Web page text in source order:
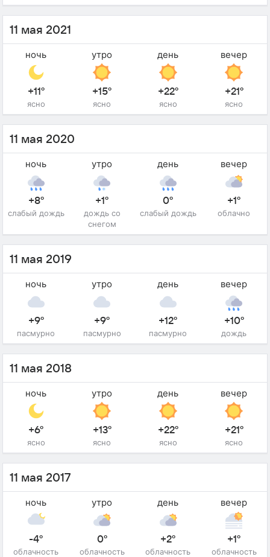
11 мая 2021
ночь
+11°
ясно
утро
+15°
ясно
день
+22°
ясно
вечер
+21°
ясно
11 мая 2020
ночь
+8°
слабый дождь
утро
+1°
дождь со
снегом
день
0°
слабый дождь
вечер
+1°
облачно
11 мая 2019
ночь
+9°
пасмурно
утро
+9°
пасмурно
день
+12°
пасмурно
вечер
+10°
дождь
11 мая 2018
ночь
+6°
ясно
утро
+13°
ясно
день
+22°
ясно
вечер
+21°
ясно
11 мая 2017
ночь
-4°
облачность
утро
0°
облачность
день
+2°
облачность
вечер
+1°
облачность